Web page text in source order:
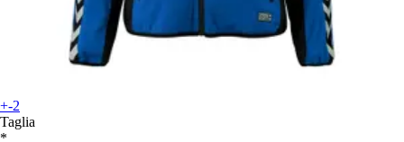
+-2
Taglia
*